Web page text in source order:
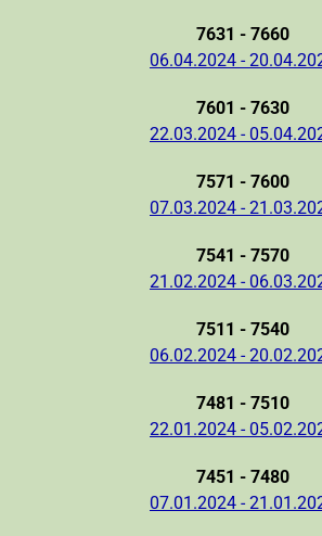
7631 - 7660
06.04.2024 -
7601 - 7630
22.03.2024 -
7571 - 7600
07.03.2024 -
7541 - 7570
21.02.2024 -
7511 - 7540
06.02.2024 -
7481 - 7510
22.01.2024 -
7451 - 7480
07.01.2024 -